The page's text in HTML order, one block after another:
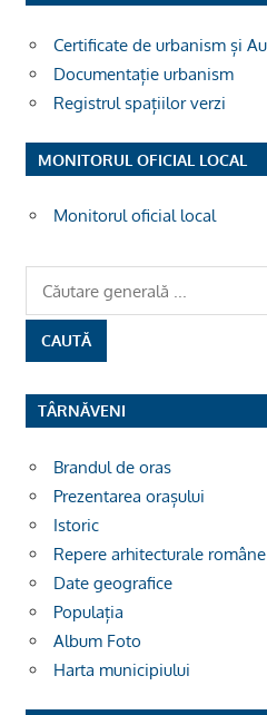
Certificate de urbanism și
Documentație urbanism
Registrul spațiilor verzi
MONITORUL OFICIAL LOCAL
Monitorul oficial local
TÂRNĂVENI
Brandul de oras
Prezentarea orașului
Istoric
Repere arhitecturale române
Date geografice
Populația
Album Foto
Harta municipiului